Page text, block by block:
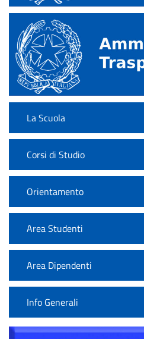
La Scuola
Corsi di Studio
Orientamento
Area Studenti
Area Dipendenti
Info Generali